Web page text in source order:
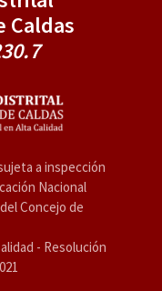
Caldas
a inspección
Nacional
Concejo de
- Resolución